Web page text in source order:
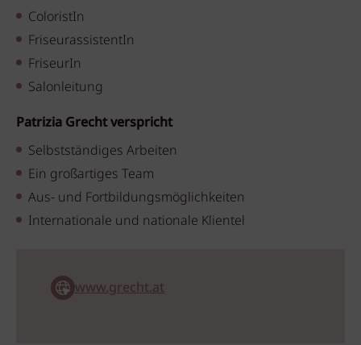
ColoristIn
FriseurassistentIn
FriseurIn
Salonleitung
Patrizia Grecht verspricht
Selbstständiges Arbeiten
Ein großartiges Team
Aus- und Fortbildungsmöglichkeiten
Internationale und nationale Klientel
www.grecht.at